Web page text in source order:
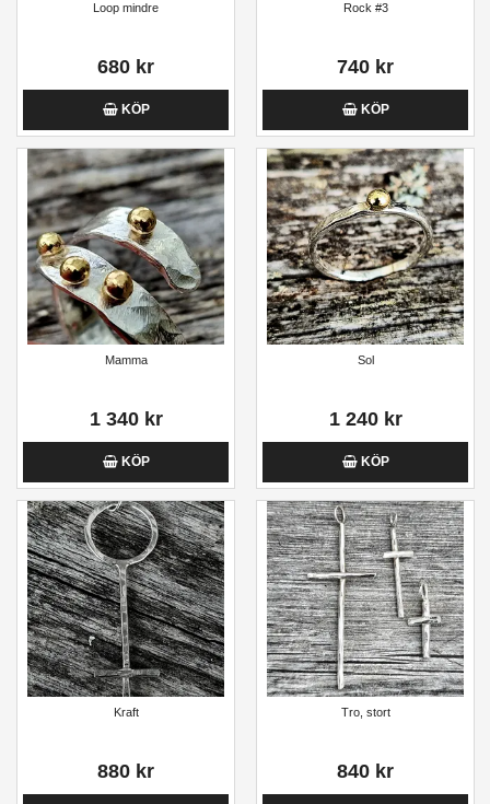
Loop mindre
680 kr
KÖP
Rock #3
740 kr
KÖP
Mamma
1 340 kr
KÖP
Sol
1 240 kr
KÖP
Kraft
880 kr
Tro, stort
840 kr